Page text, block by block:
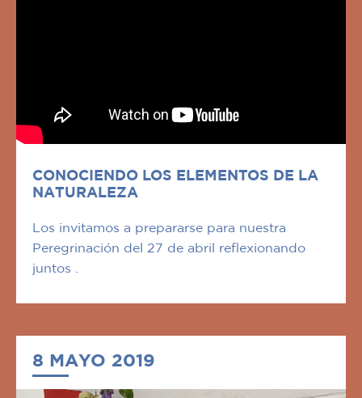
CONOCIENDO LOS ELEMENTOS DE LA
NATURALEZA
Los invitamos a prepararse para nuestra
Peregrinación del 27 de abril reflexionando
juntos .
8 MAYO 2019